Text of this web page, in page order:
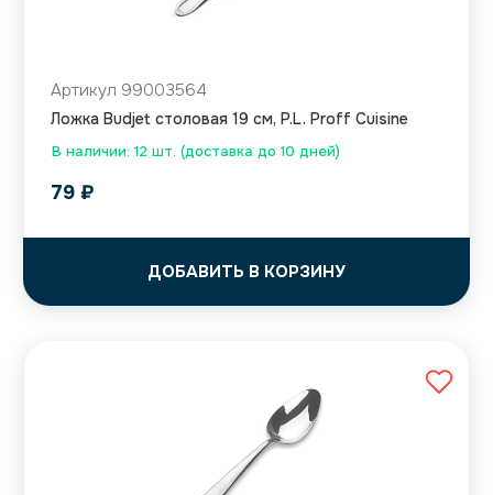
В наличии: 12 шт. (доставка до 10 дней)
Артикул 99003564
Ложка Budjet столовая 19 см, P.L. Proff Cuisine
79 ₽
ДОБАВИТЬ В КОРЗИНУ